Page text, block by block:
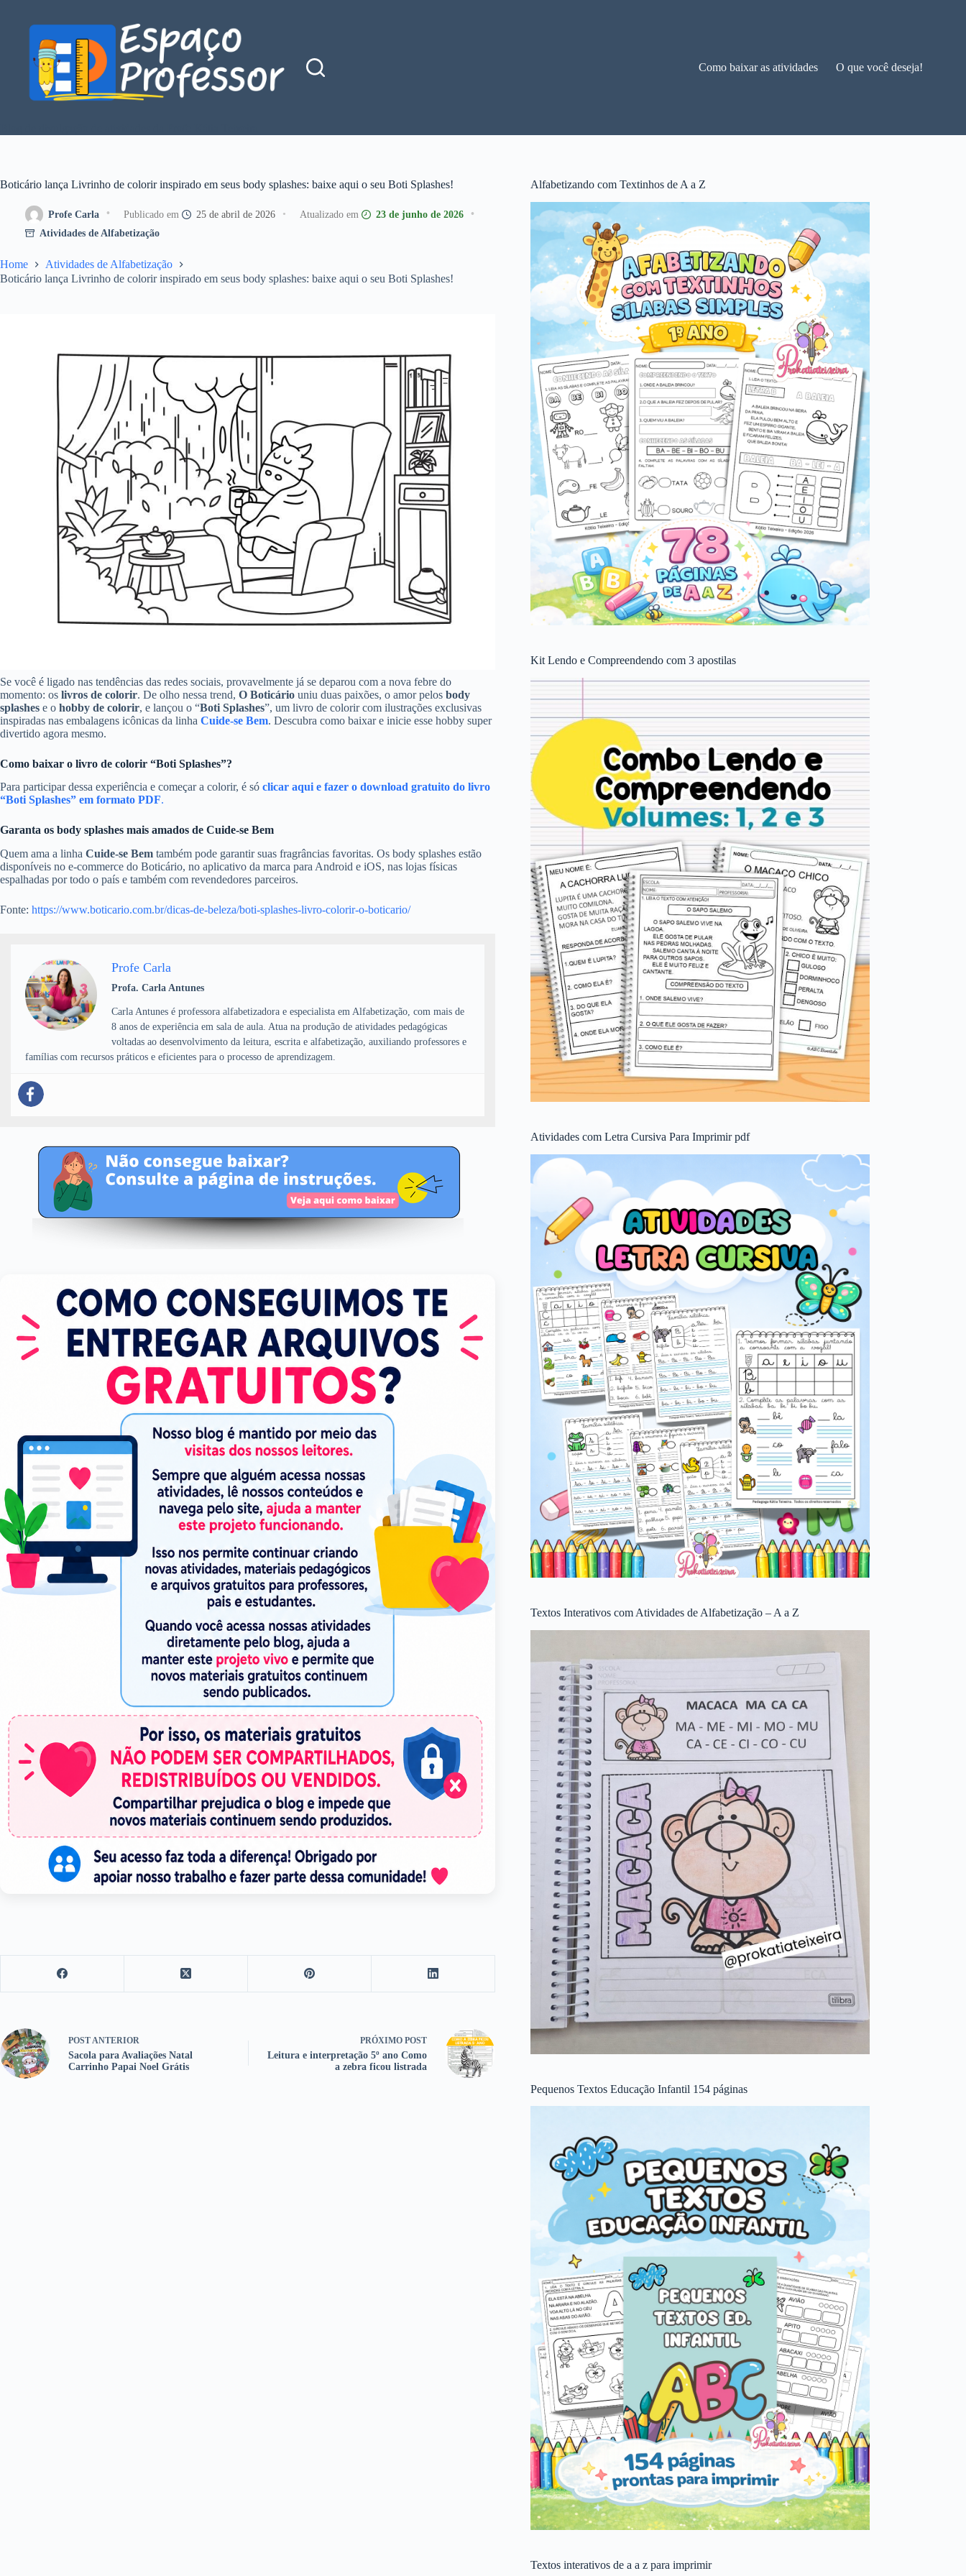
conteúdo
Como baixar as atividades O que você deseja!
Boticário lança Livrinho de colorir inspirado em seus body splashes: baixe aqui o seu Boti Splashes!
Profe Carla 25 de abril de 2026
23 de junho de 2026
Atividades de Alfabetização
Home
Atividades de Alfabetização
Boticário lança Livrinho de colorir inspirado em seus body splashes: baixe aqui o seu Boti Splashes!
Se você é ligado nas tendências das redes sociais, provavelmente já se deparou com a nova febre do
momento: os livros de colorir. De olho nessa trend, O Boticário uniu duas paixões, o amor pelos body
splashes e o hobby de colorir, e lançou o “Boti Splashes”, um livro de colorir com ilustrações exclusivas
inspiradas nas embalagens icônicas da linha Cuide-se Bem. Descubra como baixar e inicie esse hobby super
divertido agora mesmo.
Como baixar o livro de colorir “Boti Splashes”?
Para participar dessa experiência e começar a colorir, é só clicar aqui e fazer o download gratuito do livro
“Boti Splashes” em formato PDF.
Garanta os body splashes mais amados de Cuide-se Bem
Quem ama a linha Cuide-se Bem também pode garantir suas fragrâncias favoritas. Os body splashes estão
disponíveis no e-commerce do Boticário, no aplicativo da marca para Android e iOS, nas lojas físicas
espalhadas por todo o país e também com revendedores parceiros.
Fonte: https://www.boticario.com.br/dicas-de-beleza/boti-splashes-livro-colorir-o-boticario/
Profe Carla
Profa. Carla Antunes
Carla Antunes é professora alfabetizadora e especialista em Alfabetização, com mais de
8 anos de experiência em sala de aula. Atua na produção de atividades pedagógicas
voltadas ao desenvolvimento da leitura, escrita e alfabetização, auxiliando professores e
famílias com recursos práticos e eficientes para o processo de aprendizagem.
POSTANTERIOR
Sacola para Avaliações Natal
Carrinho Papai Noel Grátis
PRÓXIMOPOST
Leitura e interpretação 5º ano Como
a zebra ficou listrada
Alfabetizando com Textinhos de A a Z
Kit Lendo e Compreendendo com 3 apostilas
Atividades com Letra Cursiva Para Imprimir pdf
Textos Interativos com Atividades de Alfabetização – A a Z
Pequenos Textos Educação Infantil 154 páginas
Textos interativos de a a z para imprimir